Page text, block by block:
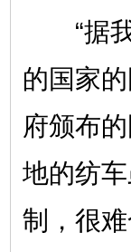
“据我
的国家
府颁布
地的纺
制，很